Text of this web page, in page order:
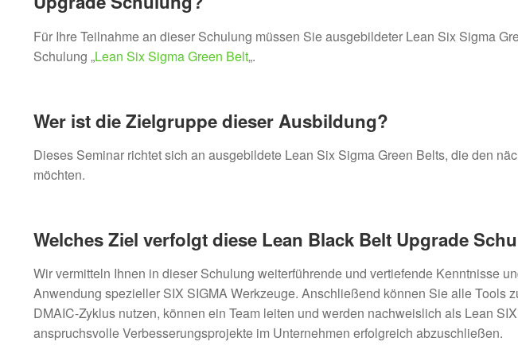
Für Ihre Teilnahme an dieser Schulung müssen Sie ausgebildeter Lean Six Sigma
Schulung „Lean Six Sigma Green Belt„.
Wer ist die Zielgruppe dieser Ausbildung?
Dieses Seminar richtet sich an ausgebildete Lean Six Sigma Green Belts, die den
möchten.
Welches Ziel verfolgt diese Lean Black Belt Upgrade
Wir vermitteln Ihnen in dieser Schulung weiterführende und vertiefende Kenntnisse
Anwendung spezieller SIX SIGMA Werkzeuge. Anschließend können Sie alle Tools
DMAIC-Zyklus nutzen, können ein Team leiten und werden nachweislich als Lean
anspruchsvolle Verbesserungsprojekte im Unternehmen erfolgreich abzuschließen.